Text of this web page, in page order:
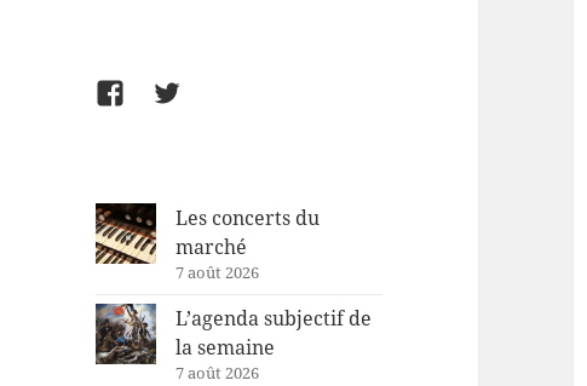
FacebookTwitter
Les concerts du
marché
7 août 2026
L’agenda subjectif de
la semaine
7 août 2026